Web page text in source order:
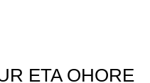
ETA OHORE